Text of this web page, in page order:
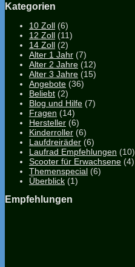
Kategorien
10 Zoll (6)
12 Zoll (11)
14 Zoll (2)
Alter 1 Jahr (7)
Alter 2 Jahre (12)
Alter 3 Jahre (15)
Angebote (36)
Beliebt (2)
Blog und Hilfe (7)
Fragen (14)
Hersteller (6)
Kinderroller (6)
Laufdreiräder (6)
Laufrad Empfehlungen (10)
Scooter für Erwachsene (4)
Themenspecial (6)
Überblick (1)
Empfehlungen